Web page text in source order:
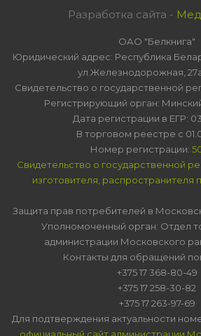
Разработка сайта -
ОАО "Белкнига"
Юридический адрес: Республика
ул.Железнодорожная,
Свидетельство о государственной
Регистрирующий орган:
Дата регистрации в ЕГР:
В торговом реестре с
Номер регистрации:
Свидетельство о государственной
изготовителя, распространителя
Защита прав потребителей в
Уполномоченный орган: Отдел
администрации Московского
Контакты для обращений
+375 17 368-80-49
+375 17 258-30-82
+375 17 263-97-69
Для подтверждения актуальности